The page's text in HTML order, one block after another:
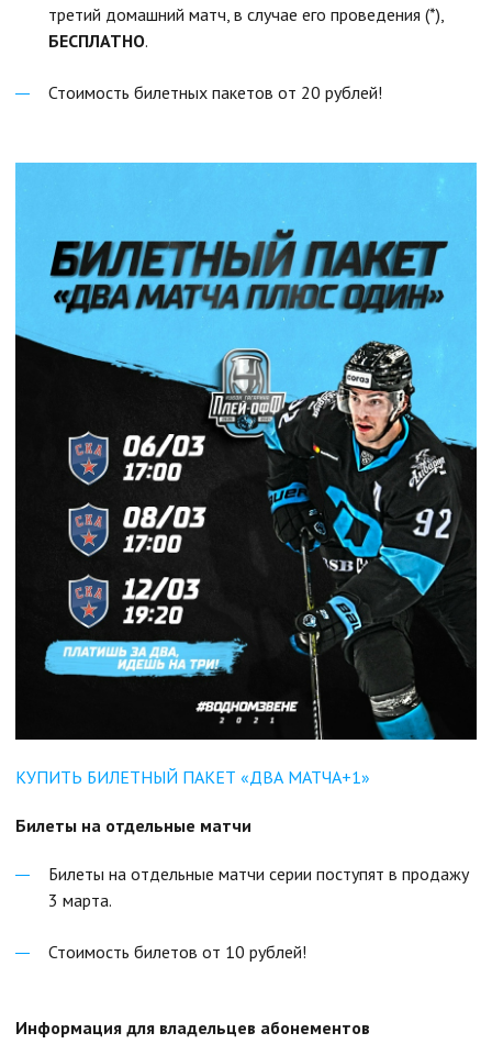
третий домашний матч, в случае его проведения (*),
БЕСПЛАТНО.
Стоимость билетных пакетов от 20 рублей!
КУПИТЬ БИЛЕТНЫЙ ПАКЕТ «ДВА МАТЧА+1»
Билеты на отдельные матчи
Билеты на отдельные матчи серии поступят в продажу
3 марта.
Стоимость билетов от 10 рублей!
Информация для владельцев абонементов